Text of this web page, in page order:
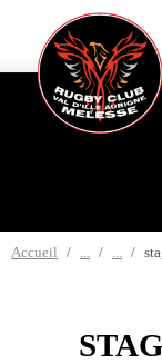
Accueil
Panneau de gestion